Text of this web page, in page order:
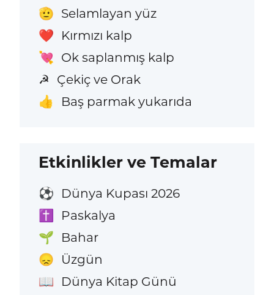
🫡 Selamlayan yüz
❤️ Kırmızı kalp
💘 Ok saplanmış kalp
☭ Çekiç ve Orak
👍 Baş parmak yukarıda
Etkinlikler ve Temalar
⚽ Dünya Kupası 2026
✝️ Paskalya
🌱 Bahar
😞 Üzgün
📖 Dünya Kitap Günü